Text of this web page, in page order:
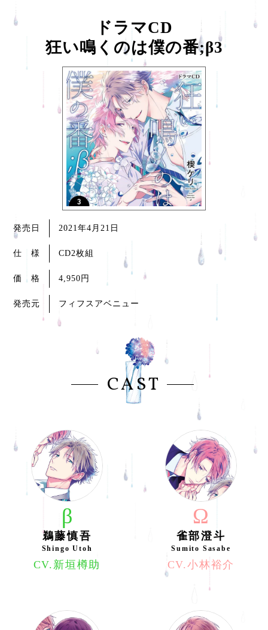
ドラマCD
狂い鳴くのは僕の番;β3
発売日 2021年4月21日
仕 様 CD2枚組
価 格 4,950円
発売元 フィフスアベニュー
CAST
β
鵜藤慎吾
Shingo Utoh
CV.新垣樽助
Ω
雀部澄斗
Sumito Sasabe
CV.小林裕介